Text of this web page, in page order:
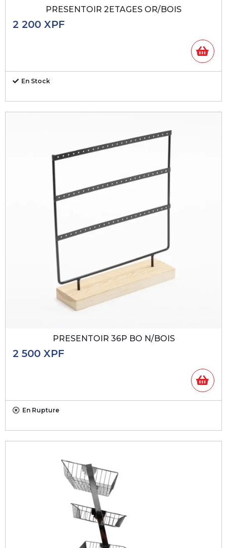
PRESENTOIR 2ETAGES OR/BOIS
2 200XPF
En Stock
PRESENTOIR 36P BO N/BOIS
2 500XPF
En Rupture